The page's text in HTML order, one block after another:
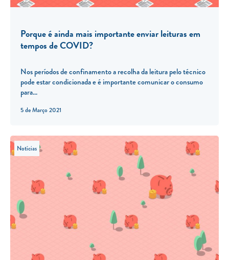
5 de Março 2021
Porque é ainda mais importante enviar leituras em
tempos de COVID?
Nos períodos de confinamento a recolha da leitura pelo técnico
pode estar condicionada e é importante comunicar o consumo
para...
Notícias